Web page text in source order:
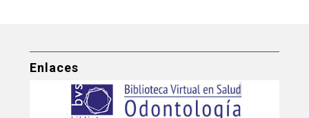
Enlaces